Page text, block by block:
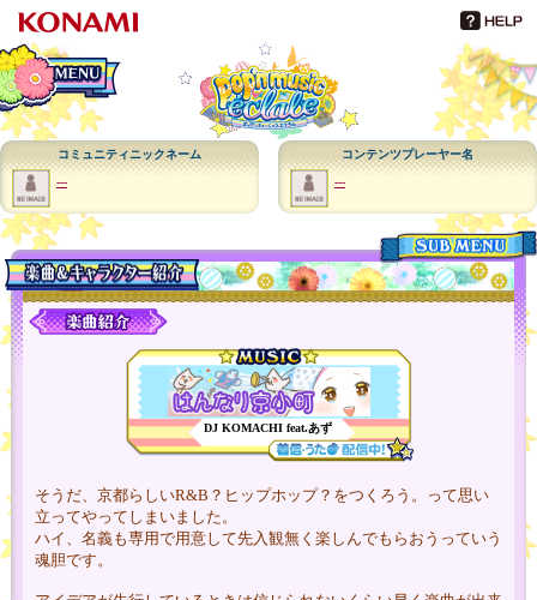
コミュニティニックネーム
---
コンテンツプレーヤー名
---
メインメニュー
メニュー
DJ KOMACHI feat.あず
そうだ、京都らしいR&B？ヒップホップ？をつくろう。って思い
立ってやってしまいました。
ハイ、名義も専用で用意して先入観無く楽しんでもらおうっていう
魂胆です。